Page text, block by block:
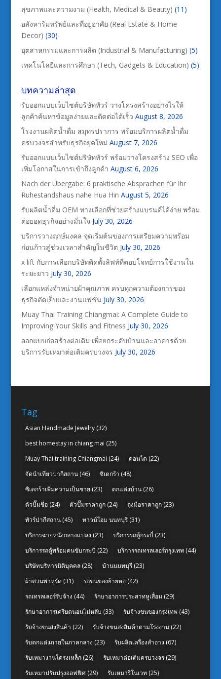
สุขภาพและความงาม (Health, Medical & Beauty) (11)
อสังหาริมทรัพย์และที่อยู่อาศัย (Real Estate & Home
Decor) (30)
อุตสาหกรรมและการผลิต (Industrial & Manufacturing) (5)
เทคโนโลยีและการศึกษา (Tech, Gadgets & Education) (5)
บทความล่าสุด
รับออกแบบเว็บไซต์บริษัททัวร์ วางโครงสร้างอย่างไรให้
ลูกค้าค้นหาข้อมูลง่ายและติดต่อได้เร็ว August 8, 2026
โรงงานผลิตน้ำดื่ม สมุทรปราการ พร้อมบริการผลิตน้ำดื่ม
ครบวงจรสำหรับธุรกิจยุคใหม่ August 7, 2026
รับออกแบบเว็บไซต์บริษัททัวร์ พร้อมวางโครงสร้าง SEO เพื่อ
เพิ่มโอกาสในการเข้าถึงลูกค้า August 6, 2026
Nach der Übergabe: 6 praktische Absprachen für Ihr
Ruhestandshaus nahe Hua Hin August 5, 2026
รับผลิตน้ำดื่ม OEM ทางเลือกที่ช่วยสร้างแบรนด์ได้ง่าย พร้อม
ต่อยอดธุรกิจอย่างมั่นใจ July 30, 2026
บริการวางฤกษ์มงคล จุดเริ่มต้นของการเตรียมความพร้อม
ก่อนก้าวสู่ช่วงเวลาสำคัญในชีวิต July 30, 2026
x lift กับการเลือกบริษัทติดตั้งลิฟท์ที่ตอบโจทย์การใช้งานใน
ระยะยาว July 30, 2026
เลือกแหล่งจำหน่ายผ้าคุณภาพ ครบทุกความต้องการของ
ธุรกิจตัดเย็บและงานแฟชั่น July 30, 2026
Muay Thai Training Chiangmai: A Complete Guide to
Improving Your Skills and Fitness July 30, 2026
ออกแบบก่อสร้างต่อเติม เพื่อยกระดับบ้านและอาคารด้วย
บริการรับเหมาต่อเติมครบวงจร July 30, 2026
Tag
Asian Handmade Jewelry(32)
best homestay in chiang mai (25)
Muay Thai training Chiangmai (24) คอนโด (22)
จัดนำเที่ยวปากีสถาน(46) ซิเดกร้า (48)
ซิเดกร้าเพิ่มความเป็นชาย (23) ตกแต่งบ้าน(26)
ตัวปั๊มชื่อ(24) ตัวปั๊มราคาถูก(24) ถุงมือราคาถูก(23)
ทัวร์ปากีสถาน(45) ทาวน์โฮม นนทบุรี(31)
บริการฉายหนังกลางแปลง (23) บริการรถตู้กระบี่ (23)
บริการรถตู้พร้อมคนขับกระบี่ (22) บริการรถเทรลเลอร์กรุงเทพ (44)
บริษัทบริหารนิติบุคคล(28) บ้านนนทบุรี(23)
ผ้าต่วนพาหุรัด (31) รถขนของย้ายหอ(42)
รถเทรลเลอร์รับจ้าง (44) รักษาอาการประสาทหูเสื่อม (29)
รักษาอาการเครียดนอนไม่หลับ (33) รับจ้างขนของกรุงเทพ (43)
รับจ้างขนส่งสินค้า (22) รับจ้างขนส่งสินค้าตามโรงงาน(22)
รับตกแต่งภายในภาคกลาง (23) รับผลิตเครื่องสำอาง (67)
รับเหมางานโครงเหล็ก(26) รับเหมาต่อเติมครบวงจร(29)
รับเหมาปรับปรุงออฟฟิศ(29) รับเหมารีโนเวท (25)